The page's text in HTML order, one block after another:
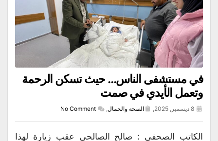
في مستشفى الناس… حيث تسكن الرحمة
وتعمل الأيدي في صمت
الصحة والجمال,
No Comment
الكاتب الصحفي : صالح الصالحى عقب زيارة لهذا